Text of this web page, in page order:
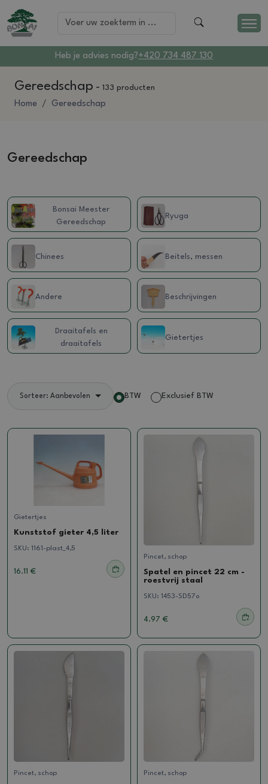
Heb je advies nodig?+420 734 487 130
Gereedschap - 133 producten
Home Gereedschap
Gereedschap
Bonsai Meester
Gereedschap
Ryuga
Chinees Beitels, messen
Andere Beschrijvingen
Draaitafels en
draaitafels
Gietertjes
Sorteer: Aanbevolen BTW Exclusief BTW
Gietertjes
Kunststof gieter 4,5 liter
SKU: 1161-plast_4,5
16.11 €
Pincet, schop
Spatel en pincet 22 cm -
roestvrij staal
SKU: 1453-SD57o
4.97 €
Pincet, schop Pincet, schop